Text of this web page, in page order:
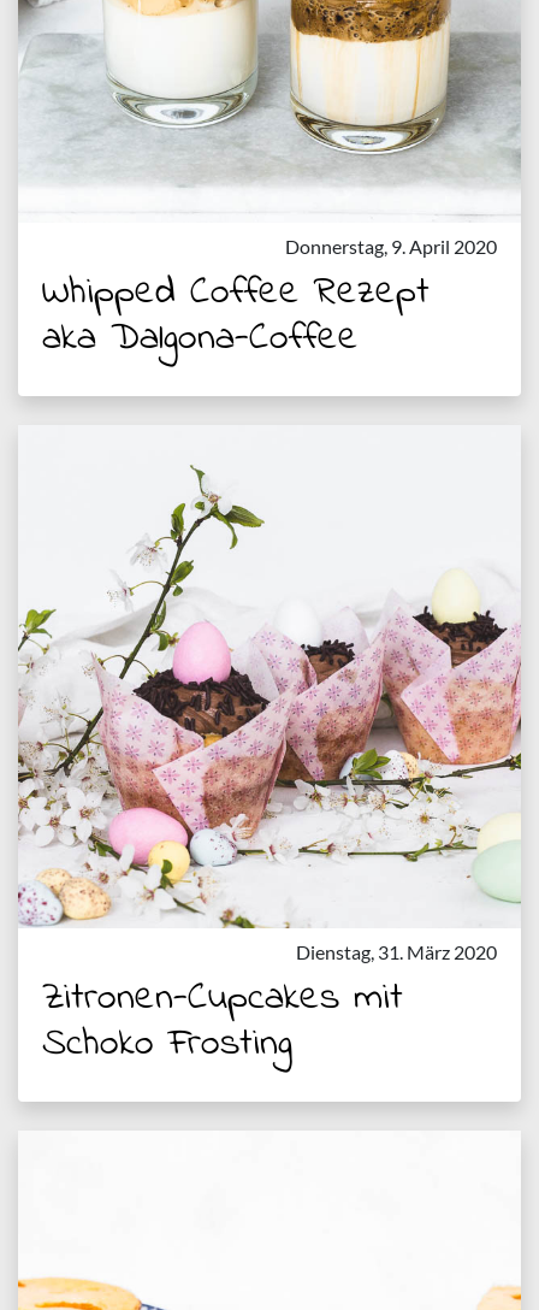
Donnerstag, 9. April 2020
Whipped Coffee Rezept
aka Dalgona-Coffee
Dienstag, 31. März 2020
Zitronen-Cupcakes mit
Schoko Frosting